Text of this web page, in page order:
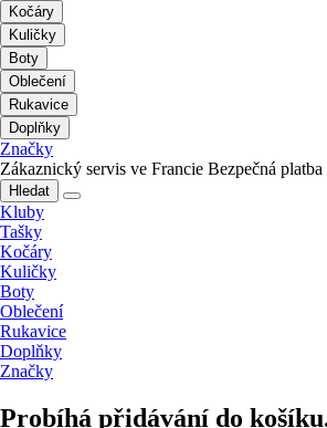
Kočáry
Kuličky
Boty
Oblečení
Rukavice
Doplňky
Značky
Zákaznický servis ve Francie Bezpečná platba
Hledat
Kluby
Tašky
Kočáry
Kuličky
Boty
Oblečení
Rukavice
Doplňky
Značky
Probíhá přidávání do